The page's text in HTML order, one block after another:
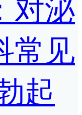
对泌
常见
起